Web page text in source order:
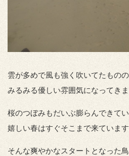
雲が多めで風も強く吹いてたものの
みるみる優しい雰囲気になってきま
桜のつぼみもだいぶ膨らんできてい
嬉しい春はすぐそこまで来ています
そんな爽やかなスタートとなった鳥